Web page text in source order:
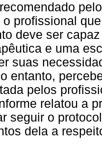
profissional
deve ser
e uma
suas
entanto,
pelos
relatou a
seguir o
dela a